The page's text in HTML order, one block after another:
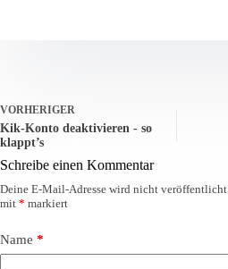
VORHERIGER
Kik-Konto deaktivieren - so
klappt’s
Schreibe einen Kommentar
Deine E-Mail-Adresse wird nicht veröffentlicht.
mit * markiert
Name *